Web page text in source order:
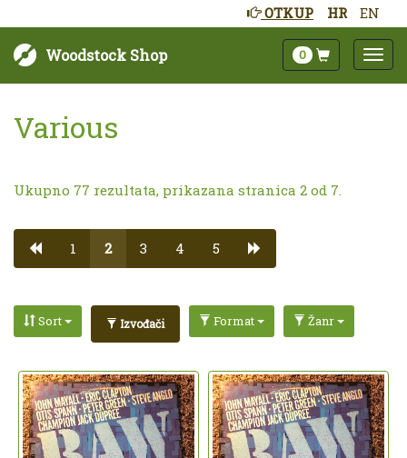
HR EN
OTKUP
Woodstock Shop 0
Various
Ukupno 77 rezultata, prikazana stranica 2 od 7.
1 2 3 4 5
Sort Izvođači Format Žanr